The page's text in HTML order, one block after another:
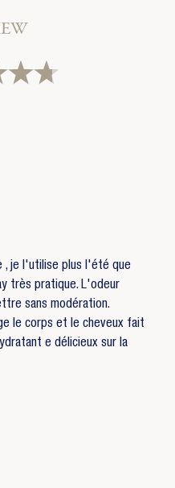
Maak een verlanglijst
, je l'utilise plus l'été que
très pratique. L'odeur
sans modération.
le corps et le cheveux fait
e délicieux sur la